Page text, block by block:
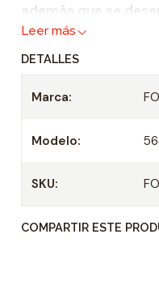
además que se
trabajo pesado,
debido a que
bajo altos
garantiza fiabilidad
Zócalo de
Adecuado para
mangos en T
Casquillo: 3/4"
Leer más
DETALLES
Marca:
Modelo:
SKU:
COMPARTIR ESTE